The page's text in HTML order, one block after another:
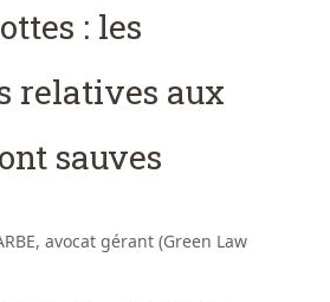
: les
relatives aux
sauves
avocat gérant (Green Law